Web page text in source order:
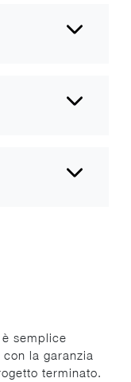
semplice
la garanzia
terminato.